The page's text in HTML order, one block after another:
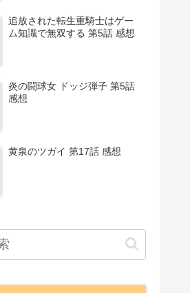
追放された転生重騎士はゲー
ム知識で無双する 第5話 感想
炎の闘球女 ドッジ弾子 第5話
感想
黄泉のツガイ 第17話 感想